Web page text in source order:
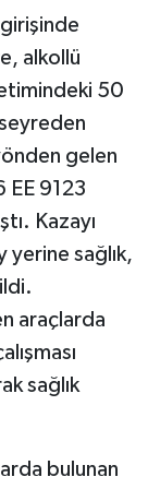
alkollü
50
gelen
EE 9123
Kazayı
yerine sağlık,
araçlarda
sağlık
bulunan